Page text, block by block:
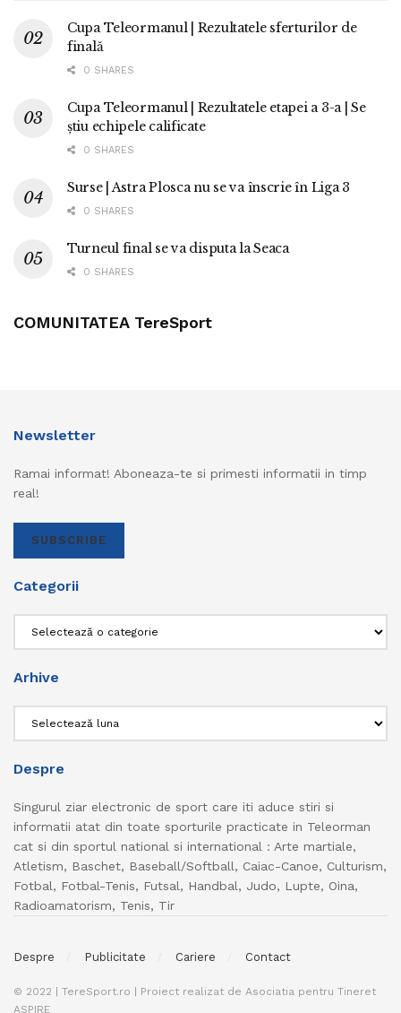
Cupa Teleormanul | Rezultatele sferturilor de
finală
0 SHARES
Cupa Teleormanul | Rezultatele etapei a 3-a | Se
știu echipele calificate
0 SHARES
Surse | Astra Plosca nu se va înscrie în Liga 3
0 SHARES
Turneul final se va disputa la Seaca
0 SHARES
COMUNITATEA TereSport
Newsletter
Ramai informat! Aboneaza-te si primesti informatii in timp
real!
SUBSCRIBE
Categorii
Arhive
Despre
Singurul ziar electronic de sport care iti aduce stiri si
informatii atat din toate sporturile practicate in Teleorman
cat si din sportul national si international : Arte martiale,
Atletism, Baschet, Baseball/Softball, Caiac-Canoe, Culturism,
Fotbal, Fotbal-Tenis, Futsal, Handbal, Judo, Lupte, Oina,
Radioamatorism, Tenis, Tir
Despre Publicitate Cariere Contact
© 2022 | TereSport.ro | Proiect realizat de Asociatia pentru Tineret
ASPIRE